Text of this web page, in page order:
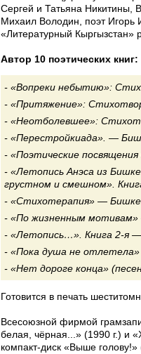
Сергей и Татьяна Никитины,
Михаил Володин, поэт Игорь
Автор 10 поэтических книг:
«Вопреки небытию»:
«Притяжение»:
«Неотболевшее»:
«Перестройкиада». —
«Поэтические
«Летопись Анэса из
грустном и смешном».
«Стихотерапия» —
«По жизненным
«Летопись…». Книга 2-я
«Пока душа не
«Нет дороге конца»
Готовится в печать
Всесоюзной фирмой
белая, чёрная...» (1990 г.) и
компакт-диск «Выше голову!»